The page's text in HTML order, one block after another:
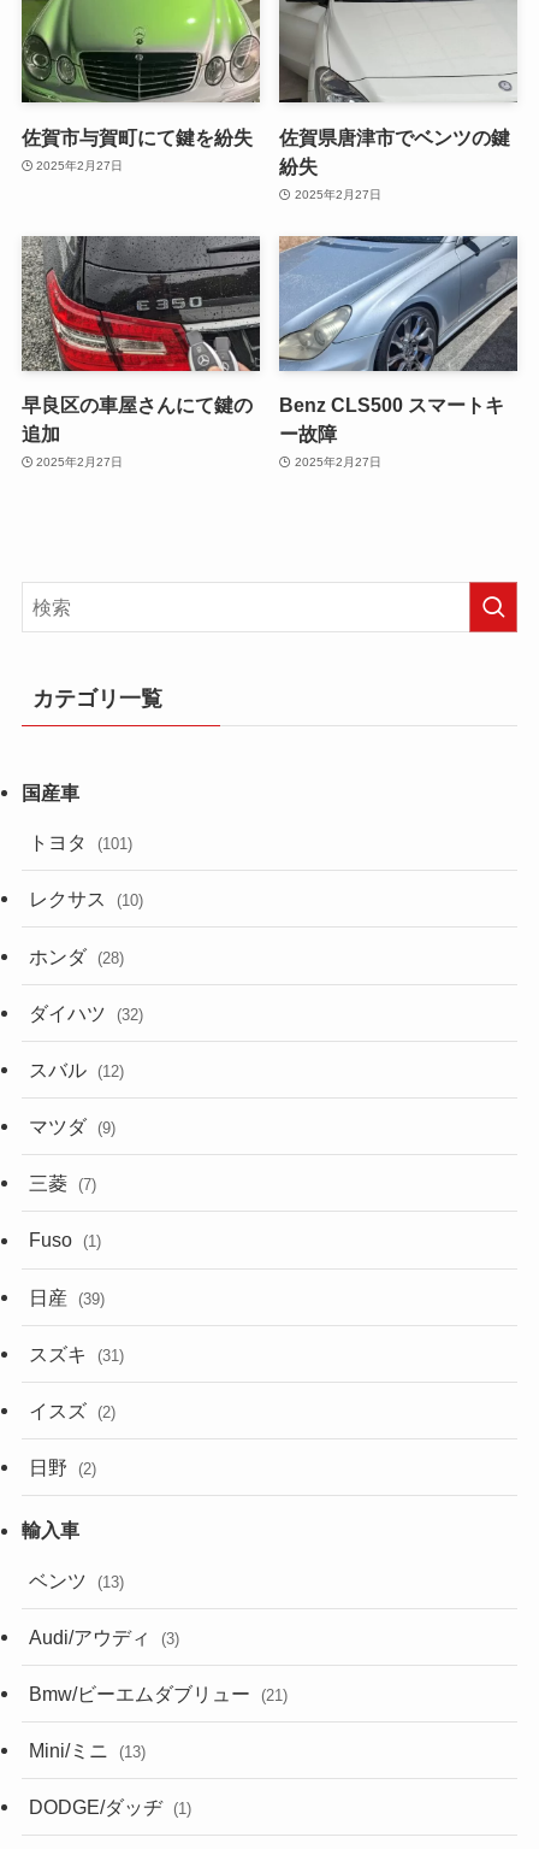
佐賀市与賀町にて鍵を紛失
2025年2月27日
佐賀県唐津市でベンツの鍵
紛失
2025年2月27日
早良区の車屋さんにて鍵の
追加
2025年2月27日
Benz CLS500 スマートキ
ー故障
2025年2月27日
カテゴリ一覧
トヨタ (101)
レクサス (10)
ホンダ (28)
ダイハツ (32)
スバル (12)
マツダ (9)
三菱 (7)
Fuso (1)
日産 (39)
スズキ (31)
イスズ (2)
日野 (2)
ベンツ (13)
Audi/アウディ (3)
Bmw/ビーエムダブリュー (21)
Mini/ミニ (13)
DODGE/ダッヂ (1)